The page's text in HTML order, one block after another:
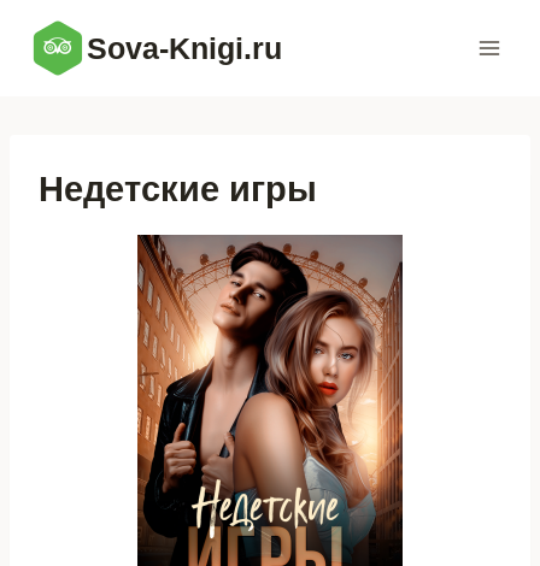
содержимому
Sova-Knigi.ru
Недетские игры